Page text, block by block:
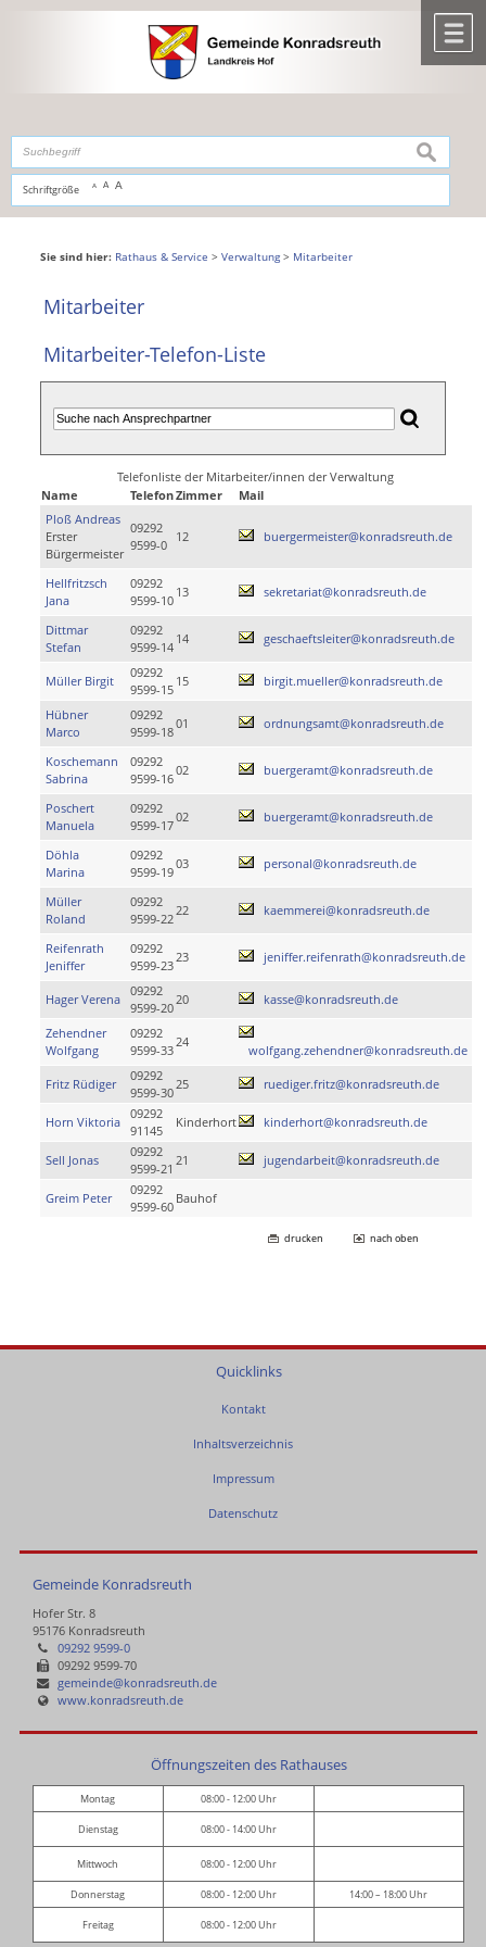
,zur Navigationoderzur Startseitespringen.
Schriftgröße A A A
suchen
Sie sind hier: Rathaus & Service > Verwaltung> Mitarbeiter
Mitarbeiter
Mitarbeiter-Telefon-Liste
Telefonliste der Mitarbeiter/innen der Verwaltung
Name
TelefonZimmer
Mail
Ploß Andreas
Erster
Bürgermeister
09292
9599-0
12 buergermeister@konradsreuth.de
Hellfritzsch
Jana
09292
9599-10
13 sekretariat@konradsreuth.de
Dittmar
Stefan
09292
9599-14
14 geschaeftsleiter@konradsreuth.de
Müller Birgit
09292
9599-15
15 birgit.mueller@konradsreuth.de
Hübner
Marco
09292
9599-18
01 ordnungsamt@konradsreuth.de
Koschemann
Sabrina
09292
9599-16
02 buergeramt@konradsreuth.de
Poschert
Manuela
09292
9599-17
02 buergeramt@konradsreuth.de
Döhla
Marina
09292
9599-19
03 personal@konradsreuth.de
Müller
Roland
09292
9599-22
22 kaemmerei@konradsreuth.de
Reifenrath
Jeniffer
09292
9599-23
23 jeniffer.reifenrath@konradsreuth.de
Hager Verena
09292
9599-20
20 kasse@konradsreuth.de
Zehendner
Wolfgang
09292
9599-33
24
wolfgang.zehendner@konradsreuth.de
Fritz Rüdiger
09292
9599-30
25 ruediger.fritz@konradsreuth.de
Horn Viktoria
09292
91145
Kinderhort kinderhort@konradsreuth.de
Sell Jonas
09292
9599-21
21 jugendarbeit@konradsreuth.de
Greim Peter
09292
9599-60
Bauhof
drucken nach oben
Quicklinks
Kontakt
Inhaltsverzeichnis
Impressum
Datenschutz
Gemeinde Konradsreuth
Hofer Str. 8
95176 Konradsreuth
09292 9599-0
09292 9599-70
gemeinde@konradsreuth.de
www.konradsreuth.de
Öffnungszeiten des Rathauses
Montag 08:00 - 12:00 Uhr
Dienstag 08:00 - 14:00 Uhr
Mittwoch 08:00 - 12:00 Uhr
Donnerstag 08:00 - 12:00 Uhr 14:00 – 18:00 Uhr
Freitag 08:00 - 12:00 Uhr